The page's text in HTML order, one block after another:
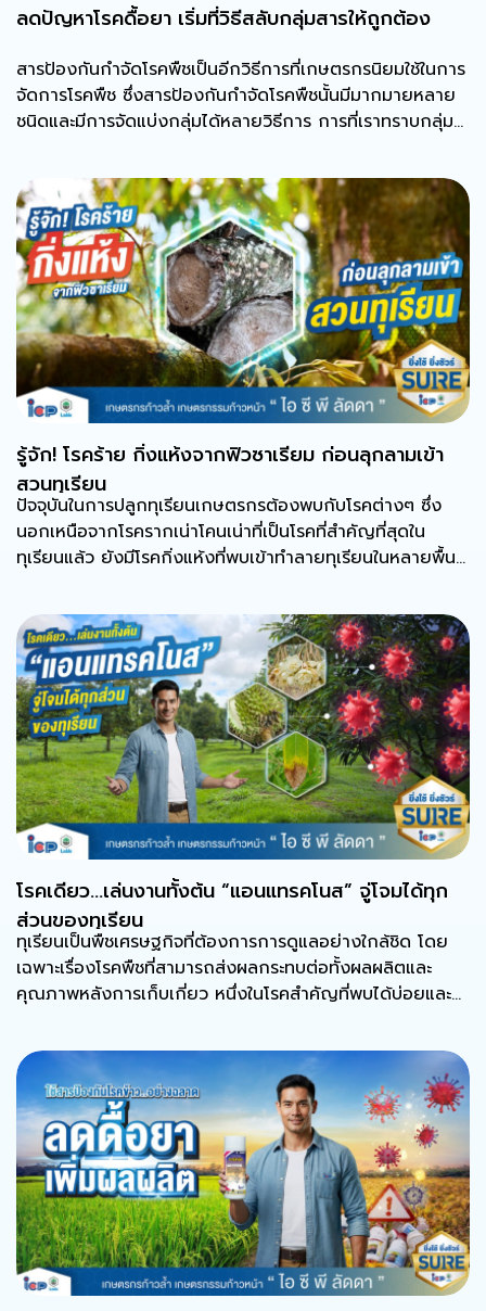
ลดปัญหาโรคดื้อยา เริ่มที่วิธีสลับกลุ่มสารให้ถูกต้อง
สารป้องกันกำจัดโรคพืชเป็นอีกวิธีการที่เกษตรกรนิยมใช้ในการ
จัดการโรคพืช ซึ่งสารป้องกันกำจัดโรคพืชนั้นมีมากมายหลาย
ชนิดและมีการจัดแบ่งกลุ่มได้หลายวิธีการ การที่เราทราบกลุ่ม
ปัญหาเชื้อโรคพืชต้านทานต่อสารป้องกันกำจัดโรคพืชได้ดี
รู้จัก! โรคร้าย กิ่งแห้งจากฟิวซาเรียม ก่อนลุกลามเข้า
สวนทุเรียน
ปัจจุบันในการปลูกทุเรียนเกษตรกรต้องพบกับโรคต่างๆ ซึ่ง
นอกเหนือจากโรครากเน่าโคนเน่าที่เป็นโรคที่สำคัญที่สุดใน
ทุเรียนแล้ว ยังมีโรคกิ่งแห้งที่พบเข้าทำลายทุเรียนในหลายพื้นที่
โรคเดียว…เล่นงานทั้งต้น “แอนแทรคโนส” จู่โจมได้ทุก
ส่วนของทุเรียน
ทุเรียนเป็นพืชเศรษฐกิจที่ต้องการการดูแลอย่างใกล้ชิด โดย
เฉพาะเรื่องโรคพืชที่สามารถส่งผลกระทบต่อทั้งผลผลิตและ
คุณภาพหลังการเก็บเกี่ยว หนึ่งในโรคสำคัญที่พบได้บ่อยและ